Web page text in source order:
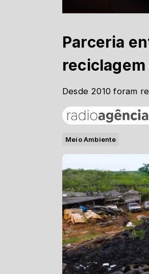
Parceria
reciclagem
Desde 2010 foram
Meio Ambiente